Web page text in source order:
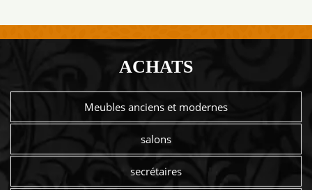
ACHATS
Meubles anciens et modernes
salons
secrétaires